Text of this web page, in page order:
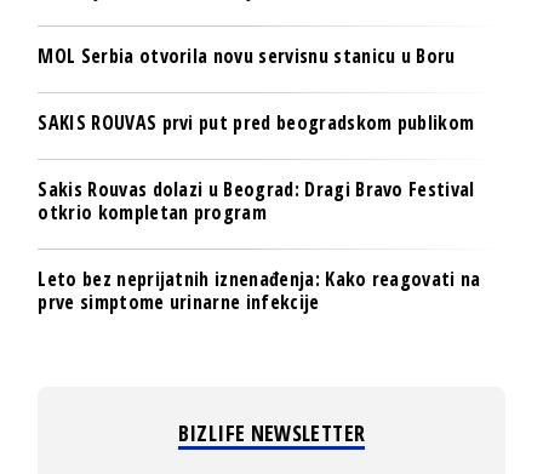
MOL Serbia otvorila novu servisnu stanicu u Boru
SAKIS ROUVAS prvi put pred beogradskom publikom
Sakis Rouvas dolazi u Beograd: Dragi Bravo Festival
otkrio kompletan program
Leto bez neprijatnih iznenađenja: Kako reagovati na
prve simptome urinarne infekcije
BIZLIFE NEWSLETTER